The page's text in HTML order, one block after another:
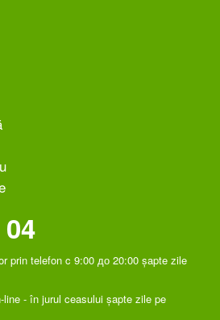
prin telefon c 9:00 до 20:00 șapte zile
line - în jurul ceasului șapte zile pe